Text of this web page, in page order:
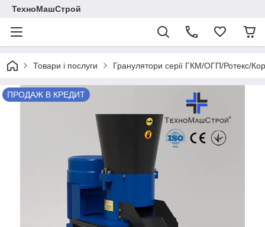
ТехноМашСтрой
Товари і послуги Гранулятори серії ГКМ/ОГП/Ротекс/
ПРОДАЖ В КРЕДИТ